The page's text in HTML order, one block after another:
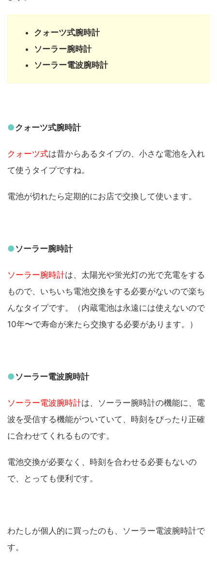
クォーツ式腕時計
ソーラー腕時計
ソーラー電波腕時計
●クォーツ式腕時計
クォーツ式は昔からあるタイプの、小さな電池を入れ
て使うタイプですね。
電池が切れたら定期的にお店で交換して使います。
● ソーラー腕時計
ソーラー腕時計は、太陽光や蛍光灯の光で充電をする
もので、いちいち電池交換をする必要がないので楽ち
んなタイプです。（内蔵電池は永遠には使えないので
10年〜で寿命が来たら交換する必要があります。）
● ソーラー電波腕時計
ソーラー電波腕時計は、ソーラー腕時計の機能に、電
波を受信する機能がついていて、時刻をぴったり正確
に合わせてくれるものです。
電池交換が必要なく、時刻を合わせる必要もないの
で、とっても便利です。
わたしが個人的に買ったのも、ソーラー電波腕時計で
す。